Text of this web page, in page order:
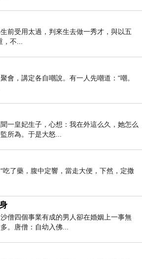
前受用太過，判來生去做一秀才，與以五
不...
會，講定各自嘲說。有一人先嘲道：“嘲。
一皇妃生子，心想：我在外這么久，她怎么
所為。于是大怒...
吃了藥，腹中定響，當走大便，下然，定撒
僧四個事業有成的男人卻在婚姻上一事無
。唐僧：自幼入佛...